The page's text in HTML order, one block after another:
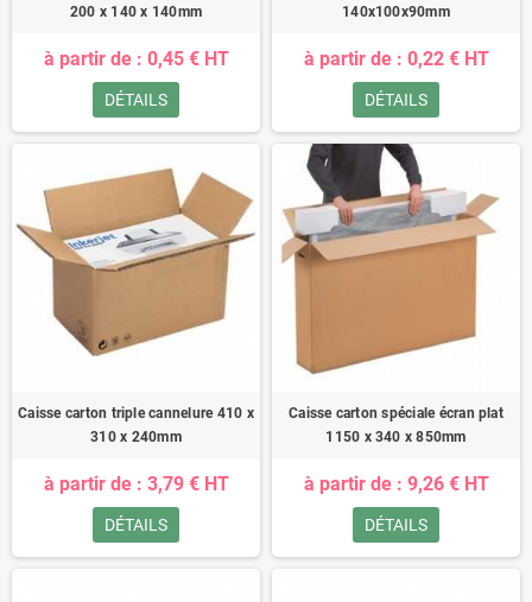
200 x 140 x 140mm
à partir de : 0,45 € HT
DÉTAILS
140x100x90mm
à partir de : 0,22 € HT
DÉTAILS
Caisse carton triple cannelure 410 x
310 x 240mm
à partir de : 3,79 € HT
DÉTAILS
Caisse carton spéciale écran plat
1150 x 340 x 850mm
à partir de : 9,26 € HT
DÉTAILS